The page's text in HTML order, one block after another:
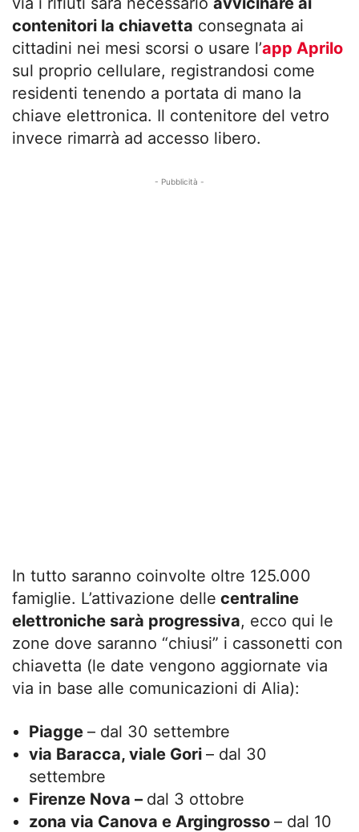
contenitori la chiavetta consegnata ai
cittadini nei mesi scorsi o usare l’app Aprilo
sul proprio cellulare, registrandosi come
residenti tenendo a portata di mano la
chiave elettronica. Il contenitore del vetro
invece rimarrà ad accesso libero.
- Pubblicità -
In tutto saranno coinvolte oltre 125.000
famiglie. L’attivazione delle centraline
elettroniche sarà progressiva, ecco qui le
zone dove saranno “chiusi” i cassonetti con
chiavetta (le date vengono aggiornate via
via in base alle comunicazioni di Alia):
Piagge – dal 30 settembre
via Baracca, viale Gori – dal 30
settembre
Firenze Nova – dal 3 ottobre
zona via Canova e Argingrosso – dal 10